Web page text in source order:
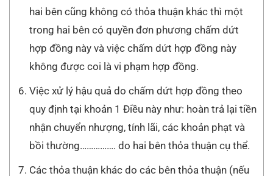
hai bên cũng không có thỏa thuận khác thì một
trong hai bên có quyền đơn phương chấm dứt
hợp đồng này và việc chấm dứt hợp đồng này
không được coi là vi phạm hợp đồng.
Việc xử lý hậu quả do chấm dứt hợp đồng theo
quy định tại khoản 1 Điều này như: hoàn trả lại tiền
nhận chuyển nhượng, tính lãi, các khoản phạt và
bồi thường……………. do hai bên thỏa thuận cụ thể.
Các thỏa thuận khác do các bên thỏa thuận (nếu